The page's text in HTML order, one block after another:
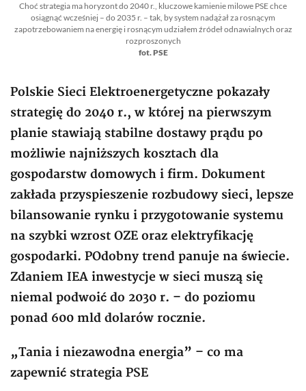
Choć strategia ma horyzont do 2040 r., kluczowe kamienie milowe PSE chce
osiągnąć wcześniej – do 2035 r. – tak, by system nadążał za rosnącym
zapotrzebowaniem na energię i rosnącym udziałem źródeł odnawialnych oraz
rozproszonych
fot. PSE
Polskie Sieci Elektroenergetyczne pokazały
strategię do 2040 r., w której na pierwszym
planie stawiają stabilne dostawy prądu po
możliwie najniższych kosztach dla
gospodarstw domowych i firm. Dokument
zakłada przyspieszenie rozbudowy sieci, lepsze
bilansowanie rynku i przygotowanie systemu
na szybki wzrost OZE oraz elektryfikację
gospodarki. POdobny trend panuje na świecie.
Zdaniem IEA inwestycje w sieci muszą się
niemal podwoić do 2030 r. – do poziomu
ponad 600 mld dolarów rocznie.
„Tania i niezawodna energia” – co ma
zapewnić strategia PSE